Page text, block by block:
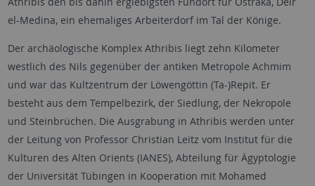
el-Medina, ein ehemaliges Arbeiterdorf im Tal der Könige.
Der archäologische Komplex Athribis liegt zehn Kilometer
westlich des Nils gegenüber der antiken Metropole Achmim
und war das Kultzentrum der Löwengöttin (Ta-)Repit. Er
besteht aus dem Tempelbezirk, der Siedlung, der Nekropole
und Steinbrüchen. Die Ausgrabung in Athribis werden unter
der Leitung von Professor Christian Leitz vom Institut für die
Kulturen des Alten Orients (IANES), Abteilung für Ägyptologie
der Universität Tübingen in Kooperation mit Mohamed